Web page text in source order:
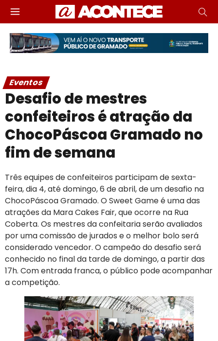
Eventos
Desafio de mestres
confeiteiros é atração da
ChocoPáscoa Gramado no
fim de semana
Três equipes de confeiteiros participam de sexta-
feira, dia 4, até domingo, 6 de abril, de um desafio na
ChocoPáscoa Gramado. O Sweet Game é uma das
atrações da Mara Cakes Fair, que ocorre na Rua
Coberta. Os mestres da confeitaria serão avaliados
por uma comissão de jurados e o melhor bolo será
considerado vencedor. O campeão do desafio será
conhecido no final da tarde de domingo, a partir das
17h. Com entrada franca, o público pode acompanhar
a competição.